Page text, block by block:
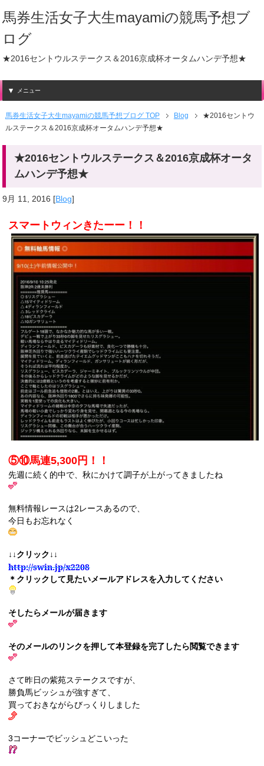
馬券生活女子大生mayamiの競馬予想ブ
ログ
★2016セントウルステークス＆2016京成杯オータムハンデ予想★
メニュー
馬券生活女子大生mayamiの競馬予想ブログ TOP Blog
★2016セントウ
ルステークス＆2016京成杯オータムハンデ予想★
★2016セントウルステークス＆2016京成杯オータ
ムハンデ予想★
9月 11, 2016 [Blog]
スマートウィンきたーー！！
⑤⑩馬連5,300円！！
先週に続く的中で、秋にかけて調子が上がってきましたね
無料情報レースは2レースあるので、
今日もお忘れなく
↓↓クリック↓↓
http://swin.jp/x2208
＊クリックして見たいメールアドレスを入力してください
そしたらメールが届きます
そのメールのリンクを押して本登録を完了したら閲覧できます
さて昨日の紫苑ステークスですが、
勝負馬ビッシュが強すぎて、
買っておきながらびっくりしました
3コーナーでビッシュどこいった